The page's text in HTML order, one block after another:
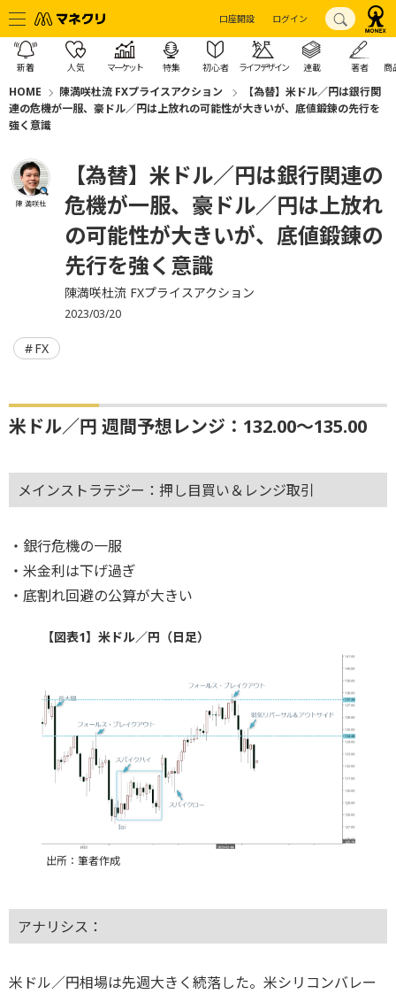
口座開設 ログイン
新着 人気 マーケット 特集 初心者 ライフデザイン 連載 著者 商
HOME 陳満咲杜流 FXプライスアクション
【為替】米ドル／円は銀行関
連の危機が一服、豪ドル／円は上放れの可能性が大きいが、底値鍛錬の先行を
強く意識
陳 満咲杜
【為替】米ドル／円は銀行関連の
危機が一服、豪ドル／円は上放れ
の可能性が大きいが、底値鍛錬の
先行を強く意識
陳満咲杜流 FXプライスアクション
2023/03/20
FX
米ドル／円 週間予想レンジ：132.00～135.00
メインストラテジー：押し目買い＆レンジ取引
・銀行危機の一服
・米金利は下げ過ぎ
・底割れ回避の公算が大きい
【図表1】米ドル／円（日足）
出所：筆者作成
アナリシス：
米ドル／円相場は先週大きく続落した。米シリコンバレー